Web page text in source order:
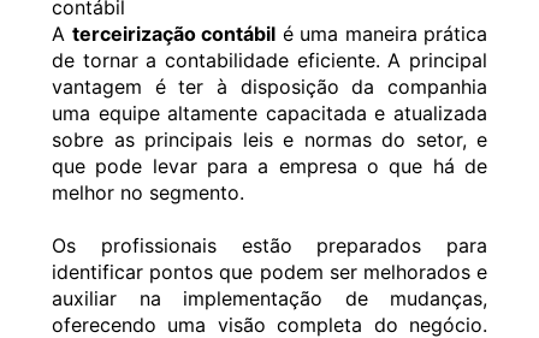
contábil
A terceirização contábil é uma maneira prática
de tornar a contabilidade eficiente. A principal
vantagem é ter à disposição da companhia
uma equipe altamente capacitada e atualizada
sobre as principais leis e normas do setor, e
que pode levar para a empresa o que há de
melhor no segmento.
Os profissionais estão preparados para
identificar pontos que podem ser melhorados e
auxiliar na implementação de mudanças,
oferecendo uma visão completa do negócio.